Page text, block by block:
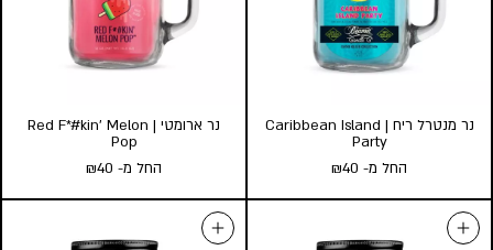
הוסף לעגלה
s
l
הוסף לעגלה
נר מנטרל ריח | Caribbean Island
Party
החל מ-
₪40
נר מנטרל ריח | Caribbean
נר ארומטי | Red F*#kin’ Melon
Pop
החל מ-
₪40
נר ארומטי | Red F*#kin’ Melon